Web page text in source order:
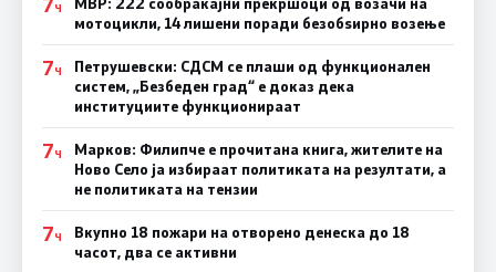
Ч
мотоцикли, 14 лишени поради безобѕирно возење
7Ч
Петрушевски: СДСМ се плаши од функционален
систем, „Безбеден град“ е доказ дека
институциите функционираат
7Ч
Марков: Филипче е прочитана книга, жителите на
Ново Село ја избираат политиката на резултати, а
не политиката на тензии
7Ч
Вкупно 18 пожари на отворено денеска до 18
часот, два се активни